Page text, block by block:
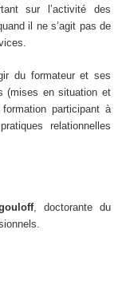
sur l’activité des
il ne s’agit pas de
du formateur et ses
(mises en situation et
participant à
relationnelles
, doctorante du